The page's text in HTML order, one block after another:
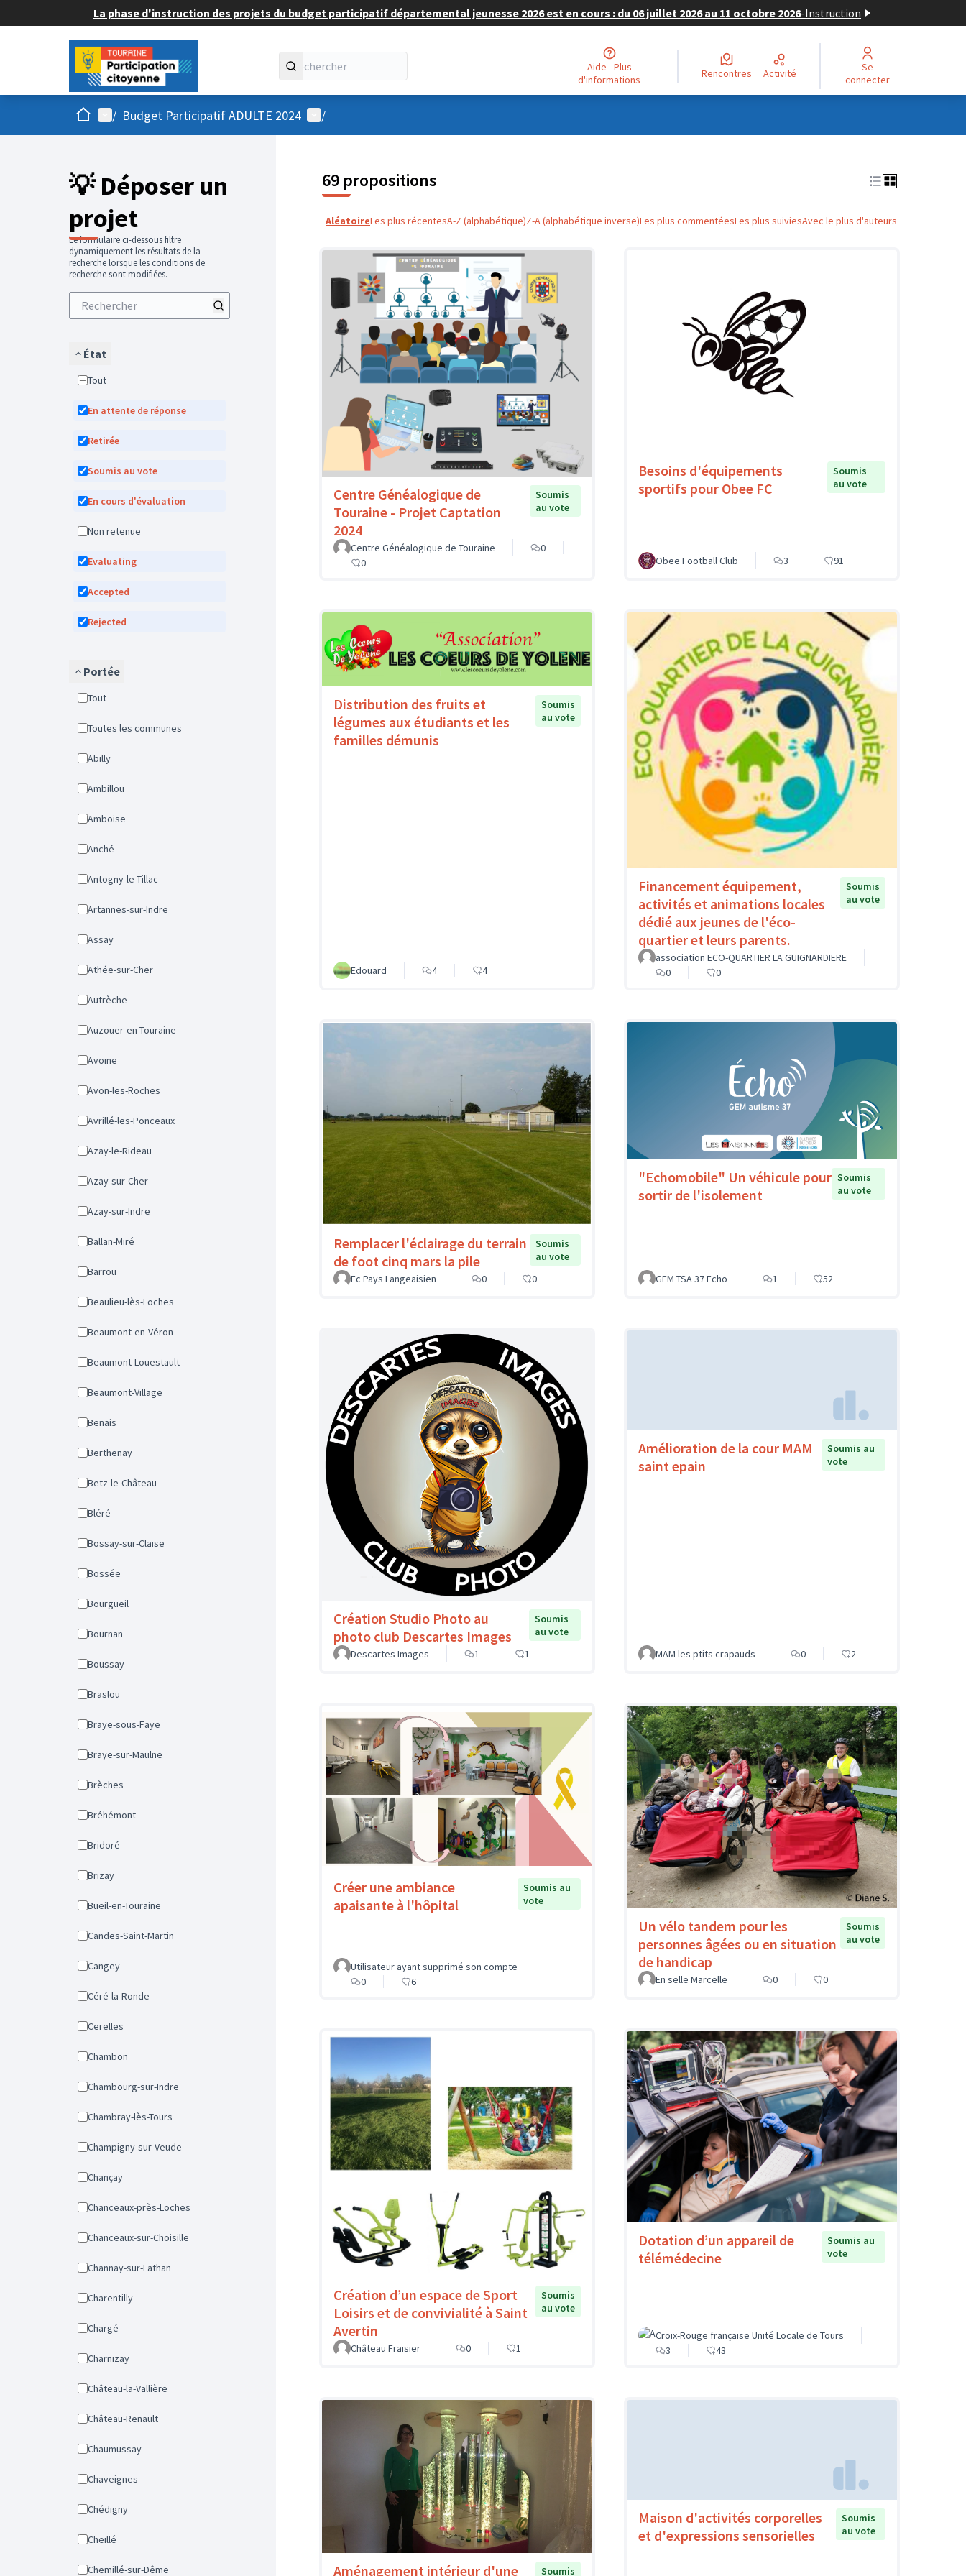
La phase d'instruction des projets du budget participatif départemental jeunesse 2026 est en cours : du 06 juillet 2026 au 11 octobre 2026-Instruction
Aide - Plus
d'informations
Rencontres Activité
Se
connecter
AccueilMenu principal
/ Budget Participatif ADULTE 2024 Menu utilisateur
/
💡 Déposer un
projet
Le formulaire ci-dessous filtre
dynamiquement les résultats de la
recherche lorsque les conditions de
recherche sont modifiées.
État
Tout
En attente de réponse
Retirée
Soumis au vote
En cours d'évaluation
Non retenue
Evaluating
Accepted
Rejected
Portée
Tout
Toutes les communes
Abilly
Ambillou
Amboise
Anché
Antogny-le-Tillac
Artannes-sur-Indre
Assay
Athée-sur-Cher
Autrèche
Auzouer-en-Touraine
Avoine
Avon-les-Roches
Avrillé-les-Ponceaux
Azay-le-Rideau
Azay-sur-Cher
Azay-sur-Indre
Ballan-Miré
Barrou
Beaulieu-lès-Loches
Beaumont-en-Véron
Beaumont-Louestault
Beaumont-Village
Benais
Berthenay
Betz-le-Château
Bléré
Bossay-sur-Claise
Bossée
Bourgueil
Bournan
Boussay
Braslou
Braye-sous-Faye
Braye-sur-Maulne
Brèches
Bréhémont
Bridoré
Brizay
Bueil-en-Touraine
Candes-Saint-Martin
Cangey
Céré-la-Ronde
Cerelles
Chambon
Chambourg-sur-Indre
Chambray-lès-Tours
Champigny-sur-Veude
Chançay
Chanceaux-près-Loches
Chanceaux-sur-Choisille
Channay-sur-Lathan
Charentilly
Chargé
Charnizay
Château-la-Vallière
Château-Renault
Chaumussay
Chaveignes
Chédigny
Cheillé
Chemillé-sur-Dême
69 propositions
AléatoireLes plus récentesA-Z (alphabétique)Z-A (alphabétique inverse)Les plus commentéesLes plus suiviesAvec le plus d'auteurs
Centre Généalogique de
Touraine - Projet Captation
2024
Soumis
au vote
Centre Généalogique de Touraine
0
0
Besoins d'équipements
sportifs pour Obee FC
Soumis
au vote
Obee Football Club 3 91
Distribution des fruits et
légumes aux étudiants et les
familles démunis
Soumis
au vote
Edouard 4 4
Financement équipement,
activités et animations locales
dédié aux jeunes de l'éco-
quartier et leurs parents.
Soumis
au vote
association ECO-QUARTIER LA GUIGNARDIERE
0
0
Remplacer l'éclairage du terrain
de foot cinq mars la pile
Soumis
au vote
Fc Pays Langeaisien
0 0
"Echomobile" Un véhicule pour
sortir de l'isolement
Soumis
au vote
GEM TSA 37 Echo 1 52
Création Studio Photo au
photo club Descartes Images
Soumis
au vote
Descartes Images
1 1
Amélioration de la cour MAM
saint epain
Soumis au
vote
MAM les ptits crapauds 0 2
Créer une ambiance
apaisante à l'hôpital
Soumis au
vote
Utilisateur ayant supprimé son compte
0
6
Un vélo tandem pour les
personnes âgées ou en situation
de handicap
Soumis
au vote
En selle Marcelle 0 0
Création d’un espace de Sport
Loisirs et de convivialité à Saint
Avertin
Soumis
au vote
Château Fraisier 0 1
Dotation d’un appareil de
télémédecine
Soumis au
vote
Croix-Rouge française Unité Locale de Tours
3
43
Aménagement intérieur d'une Soumis
Maison d'activités corporelles
et d'expressions sensorielles
Soumis
au vote